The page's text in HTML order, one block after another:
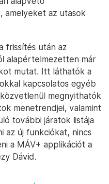
amelyeket az utasok
frissítés után az
alapértelmezetten már
mutat. Itt láthatók a
kapcsolatos egyéb
megnyithatók
menetrendjei, valamint
további járatok listája
az új funkciókat, nincs
a MÁV+ applikációt a
Dávid.